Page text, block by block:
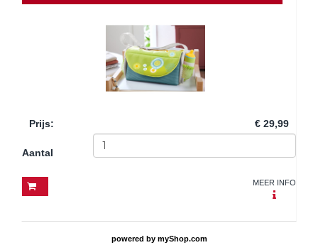
Prijs: € 29,99
Aantal
MEER INFO
powered by myShop.com